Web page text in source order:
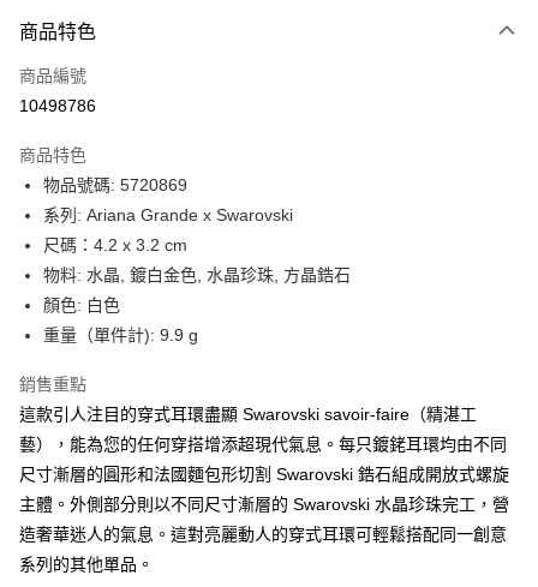
6 期 0 利率 每期
合作金庫商業銀行
上海商業儲蓄銀行
臺灣中小企業銀行
匯豐（台灣）商業銀行
聯邦商業銀行
遠東國際商業銀行
元大商業銀行
玉山商業銀行
星展（台灣）商業銀行
台灣樂天信用卡公司
LINE Pay
Apple Pay
街口支付
悠遊付
Google Pay
全盈+PAY
大哥付你分期
【大哥付你分期使用說明】
1.本服務由台灣大哥大提供，台灣大哥大用戶可立即使用無須另外申請。
2.付款方式選擇「大哥付你分期」，訂單成立後會自動跳轉到大哥付的交易
成交易。
3.實際核准額度、可分期數及費用金額請依後續交易確認頁面所載為準。
4.訂單成立30分鐘內，如未前往確認交易或遇審核未通過，訂單將自動取
消。如遇「轉專審核」未通過狀況，表示未達大哥付你分期系統評分，恕無
法說明評估內容。
AFTEE先享後付
相關說明
【關於「AFTEE先享後付」】
便利好安心！
１．簡單：不需註冊會員、不需綁卡、不需儲值。
２．便利：只要手機號碼，簡訊認證，即可結帳。
３．安心：先確認商品／服務後，再付款。
ATM付款
運送方式
商品特色
商品編號
10498786
商品特色
物品號碼: 5720869
系列: Ariana Grande x Swarovski
尺碼：4.2 x 3.2 cm
物料: 水晶, 鍍白金色, 水晶珍珠, 方晶鋯石
顏色: 白色
重量（單件計): 9.9 g
銷售重點
這款引人注目的穿式耳環盡顯 Swarovski savoir-faire（精湛工
藝），能為您的任何穿搭增添超現代氣息。每只鍍銠耳環均由不同
尺寸漸層的圓形和法國麵包形切割 Swarovski 鋯石組成開放式螺旋
主體。外側部分則以不同尺寸漸層的 Swarovski 水晶珍珠完工，營
造奢華迷人的氣息。這對亮麗動人的穿式耳環可輕鬆搭配同一創意
系列的其他單品。